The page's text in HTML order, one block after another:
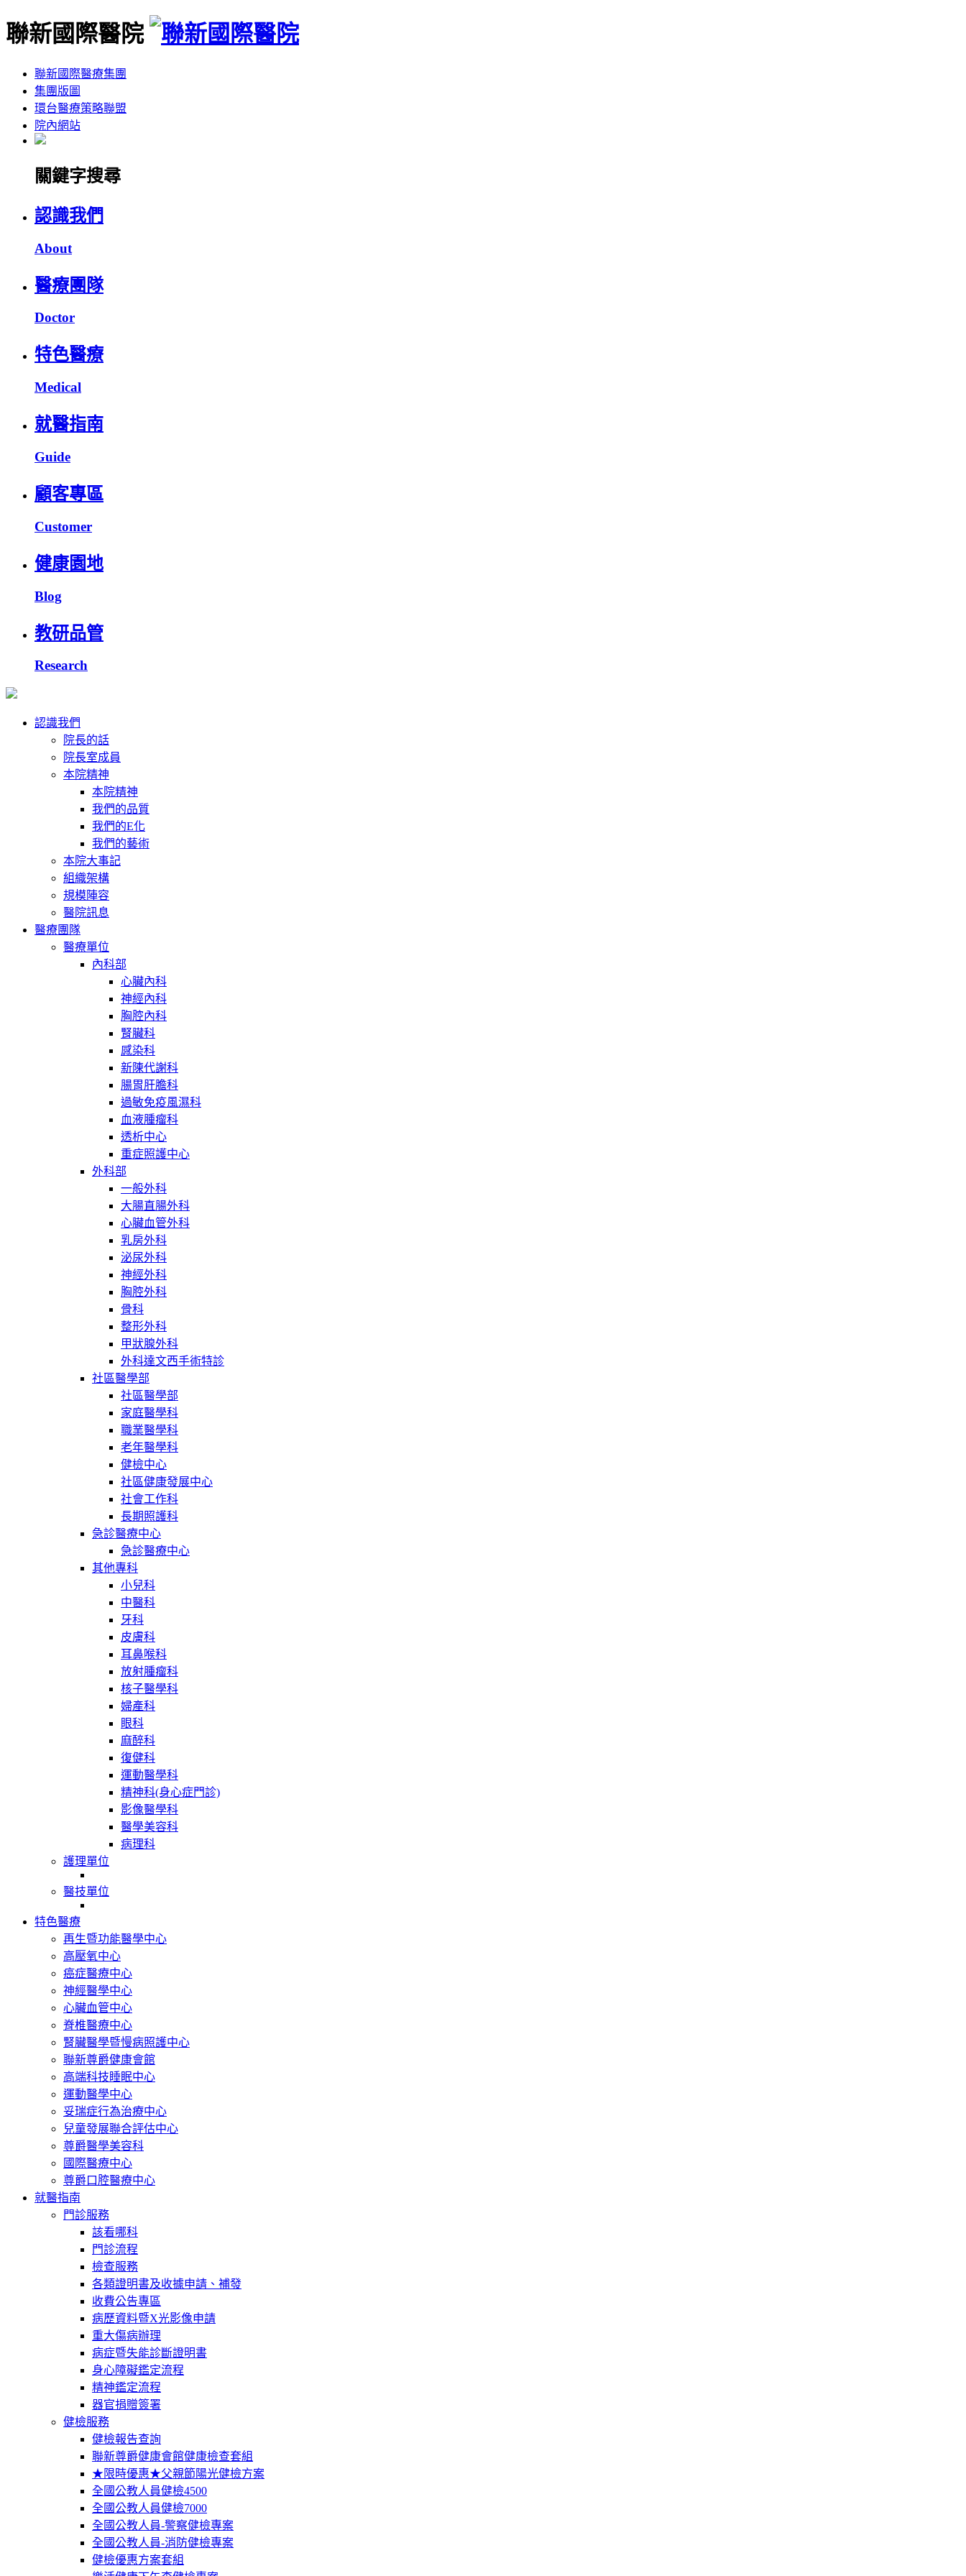
聯新國際醫院
聯新國際醫療集團
集團版圖
環台醫療策略聯盟
院內網站
關鍵字搜尋
認識我們
About
醫療團隊
Doctor
特色醫療
Medical
就醫指南
Guide
顧客專區
Customer
健康園地
Blog
教研品管
Research
認識我們
院長的話
院長室成員
本院精神
本院精神
我們的品質
我們的E化
我們的藝術
本院大事記
組織架構
規模陣容
醫院訊息
醫療團隊
醫療單位
內科部
心臟內科
神經內科
胸腔內科
腎臟科
感染科
新陳代謝科
腸胃肝膽科
過敏免疫風濕科
血液腫瘤科
透析中心
重症照護中心
外科部
一般外科
大腸直腸外科
心臟血管外科
乳房外科
泌尿外科
神經外科
胸腔外科
骨科
整形外科
甲狀腺外科
外科達文西手術特診
社區醫學部
社區醫學部
家庭醫學科
職業醫學科
老年醫學科
健檢中心
社區健康發展中心
社會工作科
長期照護科
急診醫療中心
急診醫療中心
其他專科
小兒科
中醫科
牙科
皮膚科
耳鼻喉科
放射腫瘤科
核子醫學科
婦產科
眼科
麻醉科
復健科
運動醫學科
精神科(身心症門診)
影像醫學科
醫學美容科
病理科
護理單位
醫技單位
特色醫療
再生暨功能醫學中心
高壓氧中心
癌症醫療中心
神經醫學中心
心臟血管中心
脊椎醫療中心
腎臟醫學暨慢病照護中心
聯新尊爵健康會館
高端科技睡眠中心
運動醫學中心
妥瑞症行為治療中心
兒童發展聯合評估中心
尊爵醫學美容科
國際醫療中心
尊爵口腔醫療中心
就醫指南
門診服務
該看哪科
門診流程
檢查服務
各類證明書及收據申請、補發
收費公告專區
病歷資料暨X光影像申請
重大傷病辦理
病症暨失能診斷證明書
身心障礙鑑定流程
精神鑑定流程
器官捐贈簽署
健檢服務
健檢報告查詢
聯新尊爵健康會館健康檢查套組
★限時優惠★父親節陽光健檢方案
全國公教人員健檢4500
全國公教人員健檢7000
全國公教人員-警察健檢專案
全國公教人員-消防健檢專案
健檢優惠方案套組